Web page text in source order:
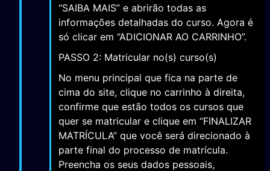
“SAIBA MAIS” e abrirão todas as
informações detalhadas do curso. Agora é
só clicar em “ADICIONAR AO CARRINHO”.
PASSO 2: Matricular no(s) curso(s)
No menu principal que fica na parte de
cima do site, clique no carrinho à direita,
confirme que estão todos os cursos que
quer se matricular e clique em “FINALIZAR
MATRÍCULA” que você será direcionado à
parte final do processo de matrícula.
Preencha os seus dados pessoais,